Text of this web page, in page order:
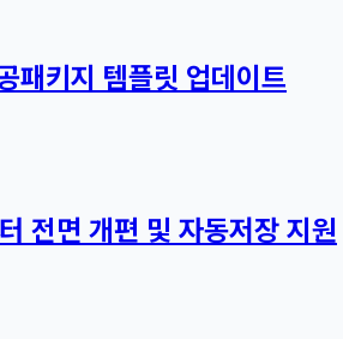
패키지 템플릿 업데이트
전면 개편 및 자동저장 지원